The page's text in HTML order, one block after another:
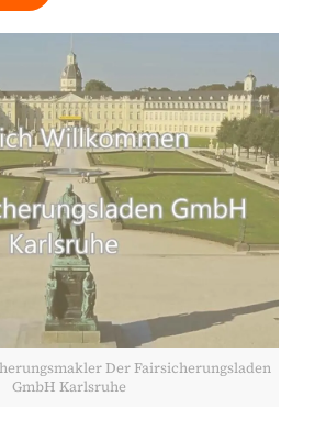
Der Fairsicherungsladen
GmbH Karlsruhe